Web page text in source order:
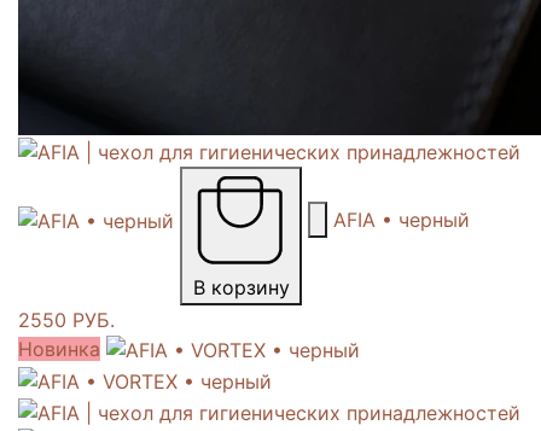
В корзину
AFIA • черный
2550 РУБ.
Новинка